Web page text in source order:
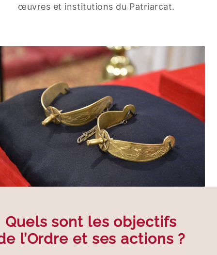
œuvres et institutions du Patriarcat.
Quels sont les objectifs
l’Ordre et ses actions ?